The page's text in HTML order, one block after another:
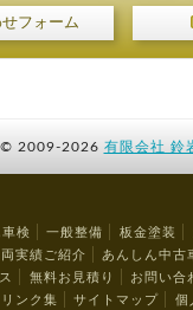
フォーム
© 2009-2026 有限会社 鈴
検 一般整備 板金塗装
実績ご紹介 あんしん中古
無料お見積り お問い合
リンク集 サイトマップ 個